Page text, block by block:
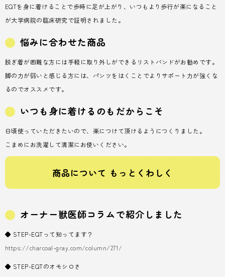
EQTを身に着けることで歩時に足が上がり、いつもより歩行が楽になること
が大学病院の臨床研究で証明されました。
悩みに合わせた商品
脱ぎ着が困難な方には手軽に取り外しができるリストバンドがお勧めです。
脚の力が弱いと感じる方には、パンツをはくことでよりサポート力が強くな
るのでオススメです。
いつも身に着けるのもだからこそ
日頃使っていただきたいので、楽につけて頂けるようにつくりました。
こまめにお洗濯して清潔にお使いください。
商品について もっとくわしく
オーナー獣医師コラムで紹介しました
◆ STEP-EQTって知ってます？
https://charcoal-gray.com/column/271/
◆ STEP-EQTのオモシロさ